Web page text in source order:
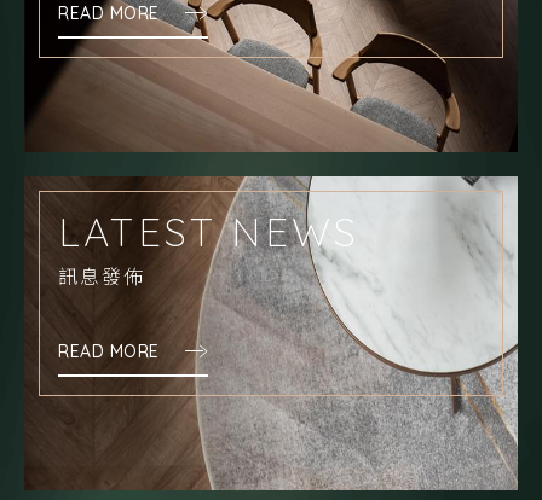
READ MORE
LATEST NEWS
訊息發佈
READ MORE